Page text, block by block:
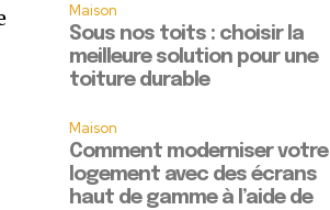
Maison
Sous nos toits : choisir la
meilleure solution pour une
toiture durable
Maison
Comment moderniser votre
logement avec des écrans
haut de gamme à l’aide de